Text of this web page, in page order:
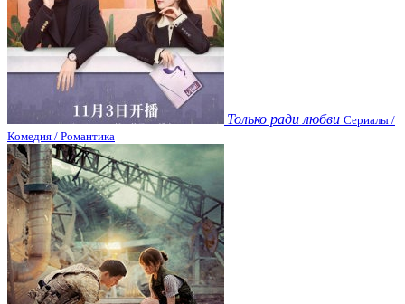
Только ради любви Сериалы /
Комедия / Романтика